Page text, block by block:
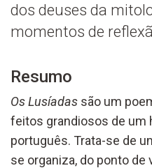
dos deuses da
momentos de
Resumo
Os Lusíadas são um
feitos grandiosos de um
português. Trata-se de
se organiza, do ponto